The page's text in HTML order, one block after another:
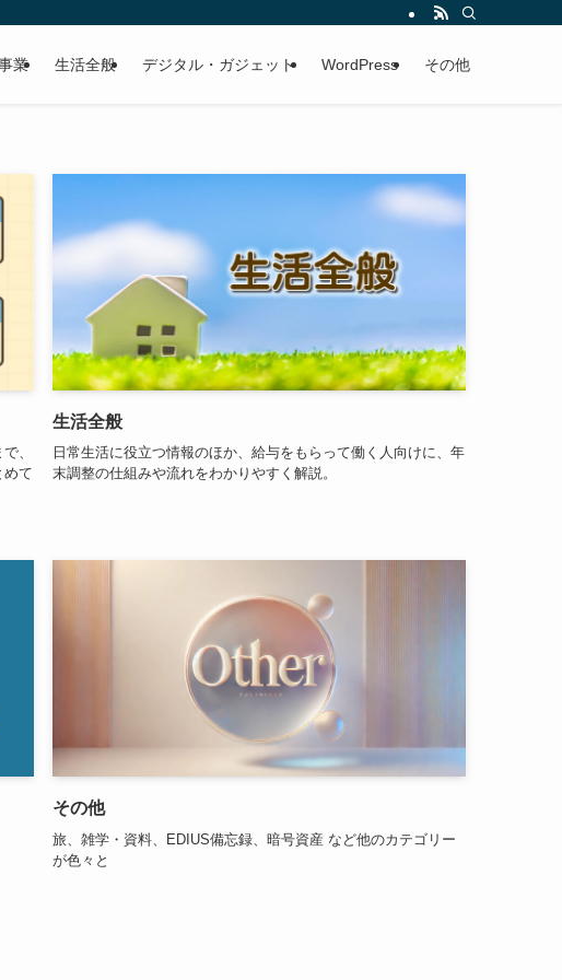
業 生活全般 デジタル・ガジェット WordPress その他
、
めて
生活全般
日常生活に役立つ情報のほか、給与をもらって働く人向けに、年
末調整の仕組みや流れをわかりやすく解説。
その他
旅、雑学・資料、EDIUS備忘録、暗号資産 など他のカテゴリー
が色々と